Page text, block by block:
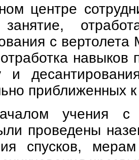
центре
с
и
приближенных
учения с
проведены
спусков,